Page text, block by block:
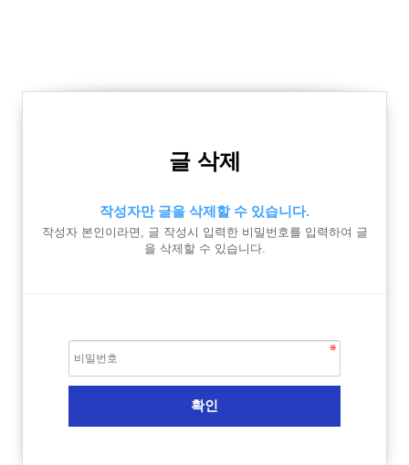
글 삭제
작성자만 글을 삭제할 수 있습니다.
작성자 본인이라면, 글 작성시 입력한 비밀번호를 입력하여 글
을 삭제할 수 있습니다.